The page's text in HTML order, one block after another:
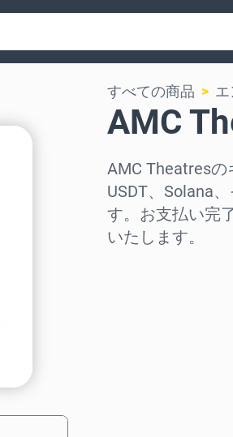
すべての商品
AMC
AMC Theatresの
USDT、Solana
す。お支払い完
いたします。